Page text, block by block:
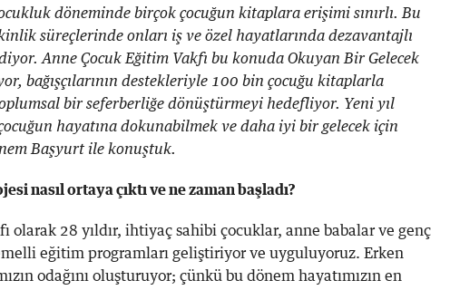
döneminde birçok çocuğun kitaplara erişimi sınırlı. Bu
süreçlerinde onları iş ve özel hayatlarında dezavantajlı
Anne Çocuk Eğitim Vakfı bu konuda Okuyan Bir Gelecek
bağışçılarının destekleriyle 100 bin çocuğu kitaplarla
bir seferberliğe dönüştürmeyi hedefliyor. Yeni yıl
hayatına dokunabilmek ve daha iyi bir gelecek için
Başyurt ile konuştuk.
nasıl ortaya çıktı ve ne zaman başladı?
olarak 28 yıldır, ihtiyaç sahibi çocuklar, anne babalar ve genç
eğitim programları geliştiriyor ve uyguluyoruz. Erken
odağını oluşturuyor; çünkü bu dönem hayatımızın en